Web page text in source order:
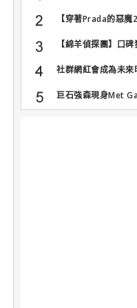
【穿著Prada的惡魔
【綿羊偵探團】口
社群網紅會成為未來
巨石強森現身Met
子...